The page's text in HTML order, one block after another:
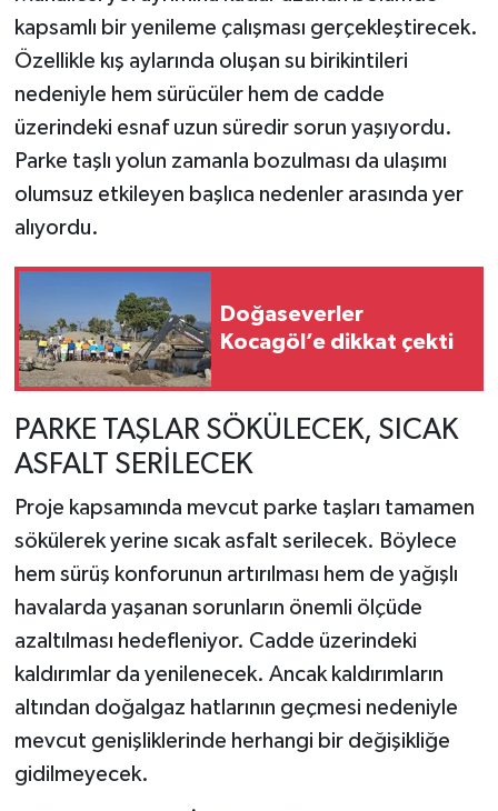
kapsamlı bir yenileme çalışması gerçekleştirecek.
Özellikle kış aylarında oluşan su birikintileri
nedeniyle hem sürücüler hem de cadde
üzerindeki esnaf uzun süredir sorun yaşıyordu.
Parke taşlı yolun zamanla bozulması da ulaşımı
olumsuz etkileyen başlıca nedenler arasında yer
alıyordu.
Doğaseverler
Kocagöl’e dikkat çekti
PARKE TAŞLAR SÖKÜLECEK, SICAK
ASFALT SERİLECEK
Proje kapsamında mevcut parke taşları tamamen
sökülerek yerine sıcak asfalt serilecek. Böylece
hem sürüş konforunun artırılması hem de yağışlı
havalarda yaşanan sorunların önemli ölçüde
azaltılması hedefleniyor. Cadde üzerindeki
kaldırımlar da yenilenecek. Ancak kaldırımların
altından doğalgaz hatlarının geçmesi nedeniyle
mevcut genişliklerinde herhangi bir değişikliğe
gidilmeyecek.